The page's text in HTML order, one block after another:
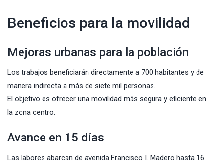
Beneficios para la movilidad
Mejoras urbanas para la población
Los trabajos beneficiarán directamente a 700 habitantes y de
manera indirecta a más de siete mil personas.
El objetivo es ofrecer una movilidad más segura y eficiente en
la zona centro.
Avance en 15 días
Las labores abarcan de avenida Francisco I. Madero hasta 16